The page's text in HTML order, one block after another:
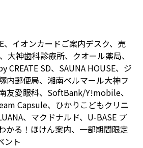
、イオンカードご案内デスク、売
大神歯科診療所、クオール薬局、
SD、SAUNA HOUSE、ジ
内郵便局、湘南ベルマール大神フ
友愛眼科、SoftBank/Y!mobile、
Capsule、ひかりこどもクリニ
、マクドナルド、U-BASE プ
かる！ほけん案内、一部期間限定
ント